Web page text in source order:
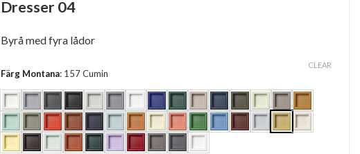
Dresser 04
Byrå med fyra lådor
Färg Montana: 157 Cumin
CLEAR